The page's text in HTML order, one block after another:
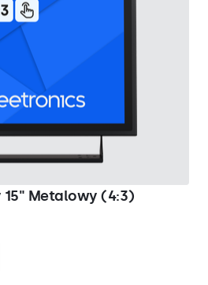
Metalowy (4:3)